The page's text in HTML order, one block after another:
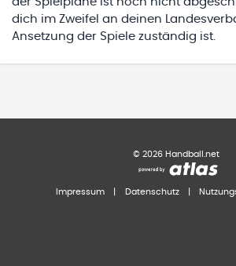
dich im Zweifel an deinen
Ansetzung der Spiele zuständig ist.
© 2026 Handball.net
Impressum Datenschutz